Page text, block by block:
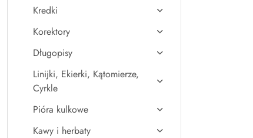
Kredki
Korektory
Długopisy
Linijki, Ekierki, Kątomierze,
Cyrkle
Pióra kulkowe
Kawy i herbaty